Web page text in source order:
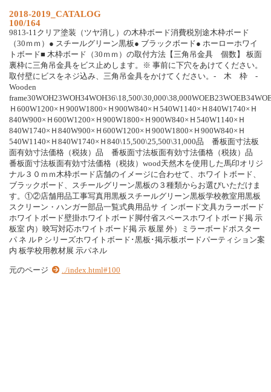
2018-2019_CATALOG
100/164
9813-11クリア塗装（ツヤ消し）の木枠ボード消費税別途木枠ボード
（30ｍｍ）● スチールグリーン黒板● ブラックボード● ホーローホワイ
トボード■ 木枠ボード（30ｍｍ）の取付方法【三角吊金具 個数】 板面
裏枠に三角吊金具をビス止めします。※ 事前に下穴をあけてください。
取付壁にビスをネジ込み、三角吊金具をかけてください。- 木 枠 -
Wooden
Ｈ600W1200×Ｈ900W1800×Ｈ900W840×Ｈ540W1140×Ｈ840W1740×Ｈ
840W900×Ｈ600W1200×Ｈ900W1800×Ｈ900W840×Ｈ540W1140×Ｈ
840W1740×Ｈ840W900×Ｈ600W1200×Ｈ900W1800×Ｈ900W840×Ｈ
540W1140×Ｈ840W1740×Ｈ840\15,500\25,500\31,000品 番板面寸法板
面有効寸法価格（税抜）品 番板面寸法板面有効寸法価格（税抜）品
番板面寸法板面有効寸法価格（税抜）wood天然木を使用した馬印オリジ
ナル３０ｍｍ木枠ボード店舗のイメージに合わせて、ホワイトボード、
ブラックボード、スチールグリーン黒板の３種類からお選びいただけま
す。①②店舗用品工事写真用黒板スチールグリーン黒板学校教室用黒板
スクリーン・ハンガー部品一覧式典用品サ イ ンボード文具カラーボード
ホワイトボード壁掛ホワイトボード脚付省スペースホワイトボード掲 示
板室 内）映写対応ホワイトボード掲 示 板屋 外）ミラーボードポスター
パ ネ ルＰシリーズホワイトボード･黒板･掲示板ボードパーティション案
内 板学校用教材展 示パネル
元のページ ../index.html#100